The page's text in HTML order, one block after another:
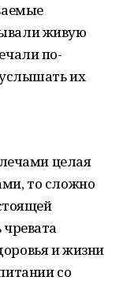
живую
по-
их
целая
то сложно
и жизни
со